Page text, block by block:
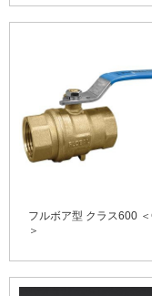
フルボア型 クラス600
＞